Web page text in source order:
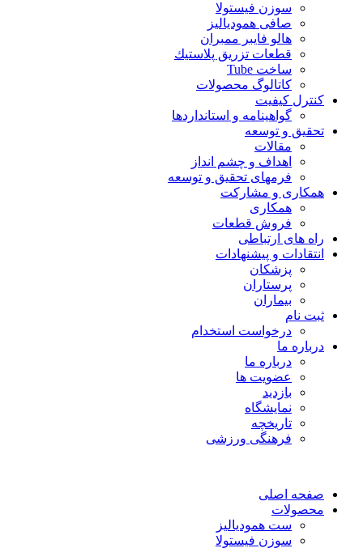
سوزن فیستولا
صافی همودیالیز
هالو فایبر ممبران
قطعات تزريق پلاستيك
ساخت Tube
کاتالوگ محصولات
کنترل کیفیت
گواهينامه و استانداردها
تحقيق و توسعه
مقالات
اهداف و چشم انداز
فرمهای تحقیق و توسعه
همکاری و مشارکت
همکاری
فروش قطعات
راه های ارتباطی
انتقادات و پيشنهادات
پزشكان
پرستاران
بيماران
ثبت نام
درخواست استخدام
درباره ما
درباره ما
عضویت ها
بازدید
نمایشگاه
تاريخچه
فرهنگی ورزشی
صفحه اصلی
محصولات
ست همودیالیز
سوزن فیستولا